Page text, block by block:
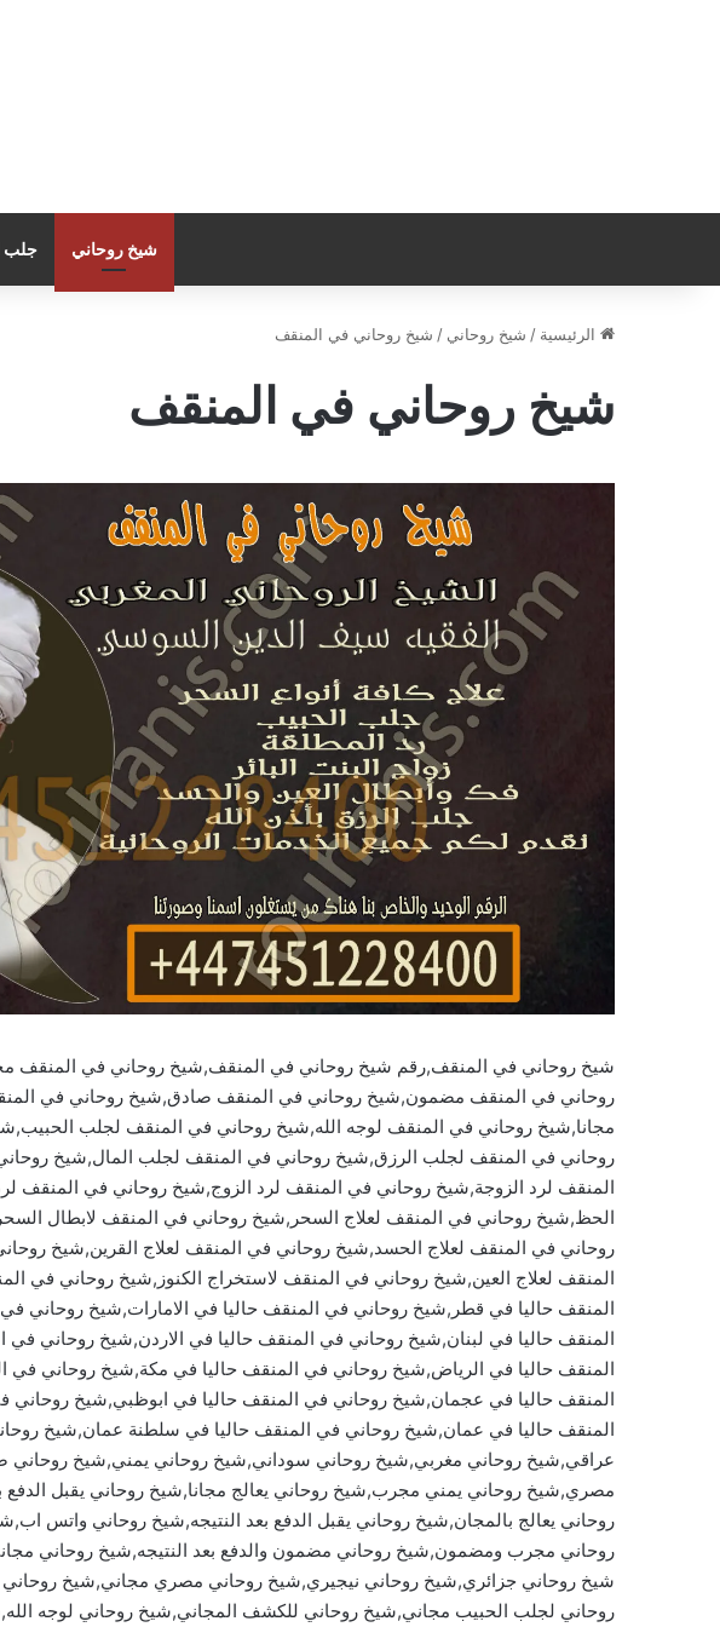
شيخ روحاني جلب
الرئيسية / شيخ روحاني / شيخ روحاني في المنقف
شيخ روحاني في المنقف
شيخ روحاني في المنقف,رقم شيخ روحاني في المنقف,شيخ روحاني في المنقف
روحاني في المنقف مضمون,شيخ روحاني في المنقف صادق,شيخ روحاني في
مجانا,شيخ روحاني في المنقف لوجه الله,شيخ روحاني في المنقف لجلب
روحاني في المنقف لجلب الرزق,شيخ روحاني في المنقف لجلب المال,شيخ
المنقف لرد الزوجة,شيخ روحاني في المنقف لرد الزوج,شيخ روحاني في المنقف
الحظ,شيخ روحاني في المنقف لعلاج السحر,شيخ روحاني في المنقف لابطال
روحاني في المنقف لعلاج الحسد,شيخ روحاني في المنقف لعلاج القرين,شيخ
المنقف لعلاج العين,شيخ روحاني في المنقف لاستخراج الكنوز,شيخ روحاني في
المنقف حاليا في قطر,شيخ روحاني في المنقف حاليا في الامارات,شيخ روحاني
المنقف حاليا في لبنان,شيخ روحاني في المنقف حاليا في الاردن,شيخ روحاني
المنقف حاليا في الرياض,شيخ روحاني في المنقف حاليا في مكة,شيخ روحاني في
المنقف حاليا في عجمان,شيخ روحاني في المنقف حاليا في ابوظبي,شيخ روحاني
المنقف حاليا في عمان,شيخ روحاني في المنقف حاليا في سلطنة عمان,شيخ
عراقي,شيخ روحاني مغربي,شيخ روحاني سوداني,شيخ روحاني يمني,شيخ
مصري,شيخ روحاني يمني مجرب,شيخ روحاني يعالج مجانا,شيخ روحاني يقبل
روحاني يعالج بالمجان,شيخ روحاني يقبل الدفع بعد النتيجه,شيخ روحاني واتس
روحاني مجرب ومضمون,شيخ روحاني مضمون والدفع بعد النتيجه,شيخ روحاني
شيخ روحاني جزائري,شيخ روحاني نيجيري,شيخ روحاني مصري مجاني,شيخ
روحاني لجلب الحبيب مجاني,شيخ روحاني للكشف المجاني,شيخ روحاني لوجه